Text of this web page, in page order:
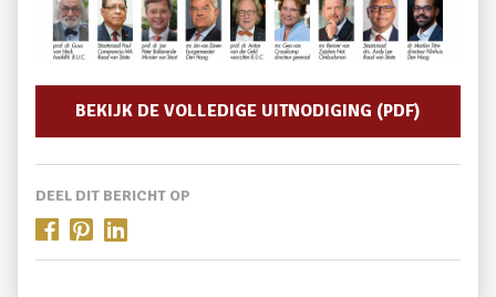
BEKIJK DE VOLLEDIGE UITNODIGING (PDF)
DEEL DIT BERICHT OP